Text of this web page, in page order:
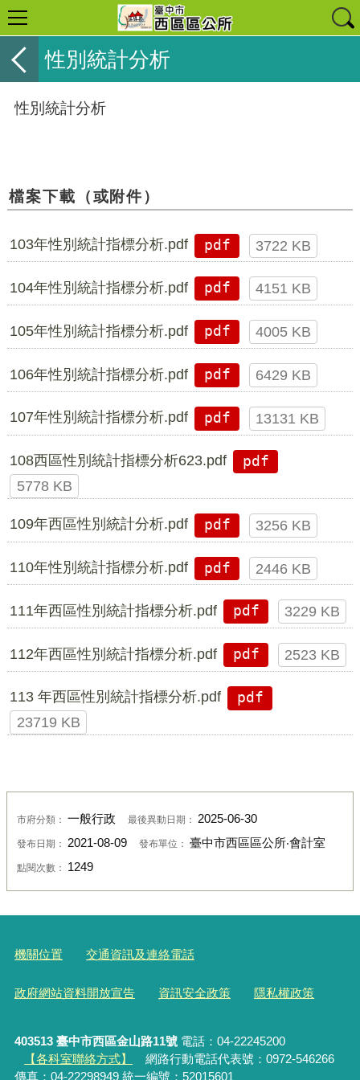
性別統計分析
性別統計分析
檔案下載（或附件）
103年性別統計指標分析.pdf pdf 3722 KB
104年性別統計指標分析.pdf pdf 4151 KB
105年性別統計指標分析.pdf pdf 4005 KB
106年性別統計指標分析.pdf pdf 6429 KB
107年性別統計指標分析.pdf pdf 13131 KB
108西區性別統計指標分析623.pdf
pdf
5778 KB
109年西區性別統計分析.pdf pdf 3256 KB
110年性別統計指標分析.pdf pdf 2446 KB
111年西區性別統計指標分析.pdf pdf 3229 KB
112年西區性別統計指標分析.pdf pdf 2523 KB
113 年西區性別統計指標分析.pdf
pdf
23719 KB
市府分類： 一般行政 最後異動日期： 2025-06-30
發布日期： 2021-08-09 發布單位： 臺中市西區區公所‧會計室
點閱次數： 1249
機關位置 交通資訊及連絡電話
政府網站資料開放宣告 資訊安全政策 隱私權政策
403513 臺中市西區金山路11號電話：04-22245200
【各科室聯絡方式】
網路行動電話代表號：0972-546266
傳真：04-22298949 統一編號：52015601